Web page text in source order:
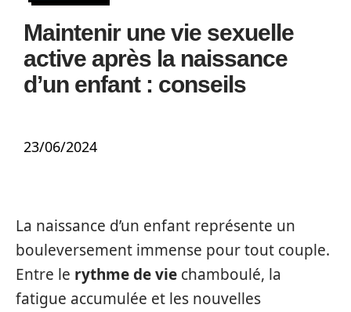
Maintenir une vie sexuelle
active après la naissance
d’un enfant : conseils
23/06/2024
La naissance d’un enfant représente un
bouleversement immense pour tout couple.
Entre le rythme de vie chamboulé, la
fatigue accumulée et les nouvelles